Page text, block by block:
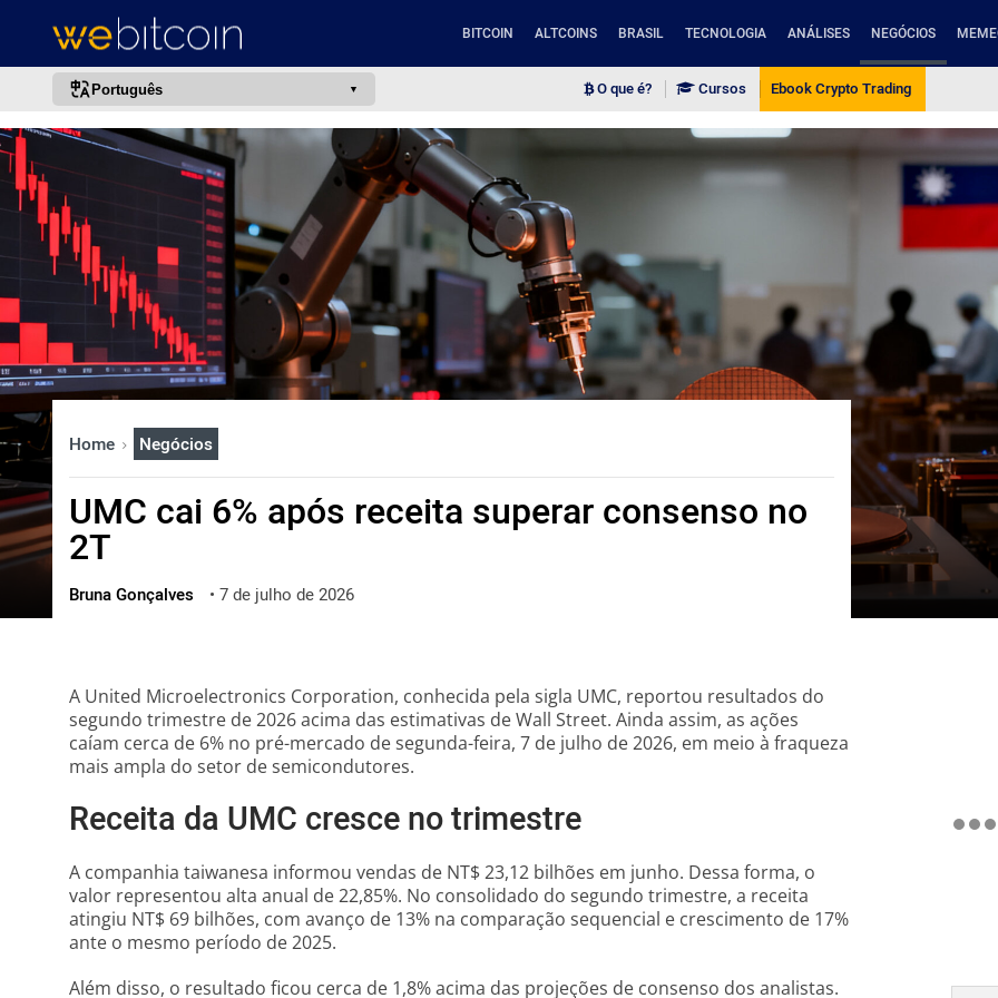
BITCOIN ALTCOINS BRASIL TECNOLOGIA ANÁLISES NEGÓCIOS
Português
português (BR)
italiano
deutsch
中文
한국어
العربية
ไทย
O que é? Cursos Ebook Crypto Trading
Home Negócios
UMC cai 6% após receita superar consenso no
2T
Bruna Gonçalves • 7 de julho de 2026
A United Microelectronics Corporation, conhecida pela sigla UMC, reportou resultados do
segundo trimestre de 2026 acima das estimativas de Wall Street. Ainda assim, as ações
caíam cerca de 6% no pré-mercado de segunda-feira, 7 de julho de 2026, em meio à fraqueza
mais ampla do setor de semicondutores.
Receita da UMC cresce no trimestre
A companhia taiwanesa informou vendas de NT$ 23,12 bilhões em junho. Dessa forma, o
valor representou alta anual de 22,85%. No consolidado do segundo trimestre, a receita
atingiu NT$ 69 bilhões, com avanço de 13% na comparação sequencial e crescimento de 17%
ante o mesmo período de 2025.
Além disso, o resultado ficou cerca de 1,8% acima das projeções de consenso dos analistas.